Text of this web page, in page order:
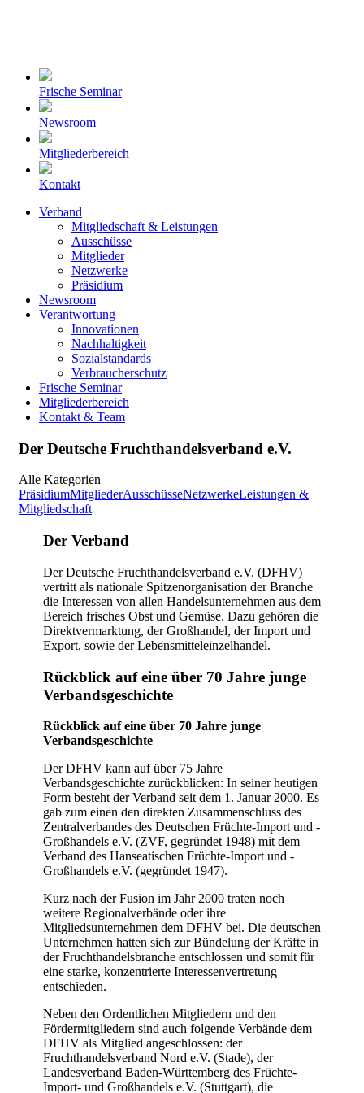
Frische Seminar
Newsroom
Mitgliederbereich
Kontakt
Verband
Mitgliedschaft & Leistungen
Ausschüsse
Mitglieder
Netzwerke
Präsidium
Newsroom
Verantwortung
Innovationen
Nachhaltigkeit
Sozialstandards
Verbraucherschutz
Frische Seminar
Mitgliederbereich
Kontakt & Team
Der Deutsche Fruchthandelsverband e.V.
Alle Kategorien
PräsidiumMitgliederAusschüsseNetzwerkeLeistungen &
Mitgliedschaft
Der Verband
Der Deutsche Fruchthandelsverband e.V. (DFHV)
vertritt als nationale Spitzenorganisation der Branche
die Interessen von allen Handelsunternehmen aus dem
Bereich frisches Obst und Gemüse. Dazu gehören die
Direktvermarktung, der Großhandel, der Import und
Export, sowie der Lebensmitteleinzelhandel.
Rückblick auf eine über 70 Jahre junge
Verbandsgeschichte
Rückblick auf eine über 70 Jahre junge
Verbandsgeschichte
Der DFHV kann auf über 75 Jahre
Verbandsgeschichte zurückblicken: In seiner heutigen
Form besteht der Verband seit dem 1. Januar 2000. Es
gab zum einen den direkten Zusammenschluss des
Zentralverbandes des Deutschen Früchte-Import und -
Großhandels e.V. (ZVF, gegründet 1948) mit dem
Verband des Hanseatischen Früchte-Import und -
Großhandels e.V. (gegründet 1947).
Kurz nach der Fusion im Jahr 2000 traten noch
weitere Regionalverbände oder ihre
Mitgliedsunternehmen dem DFHV bei. Die deutschen
Unternehmen hatten sich zur Bündelung der Kräfte in
der Fruchthandelsbranche entschlossen und somit für
eine starke, konzentrierte Interessenvertretung
entschieden.
Neben den Ordentlichen Mitgliedern und den
Fördermitgliedern sind auch folgende Verbände dem
DFHV als Mitglied angeschlossen: der
Fruchthandelsverband Nord e.V. (Stade), der
Landesverband Baden-Württemberg des Früchte-
Import- und Großhandels e.V. (Stuttgart), die